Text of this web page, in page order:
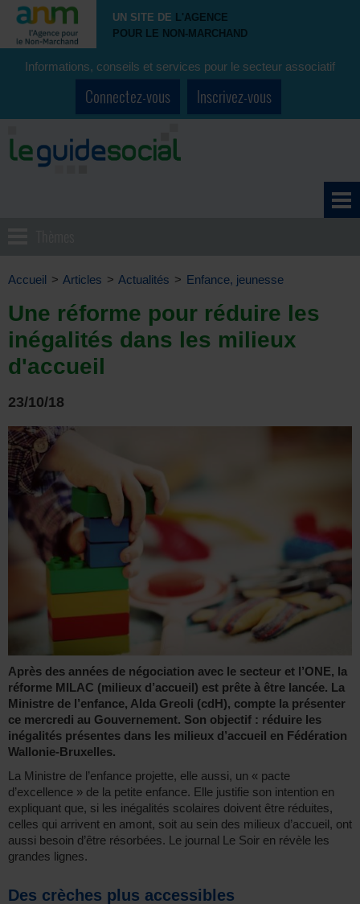
UN SITE DE L'AGENCE
POUR LE NON-MARCHAND
Informations, conseils et services pour le secteur associatif
Connectez-vous Inscrivez-vous
Accueil > Articles > Actualités > Enfance, jeunesse
Une réforme pour réduire les
inégalités dans les milieux
d'accueil
23/10/18
Après des années de négociation avec le secteur et l’ONE, la
réforme MILAC (milieux d’accueil) est prête à être lancée. La
Ministre de l’enfance, Alda Greoli (cdH), compte la présenter
ce mercredi au Gouvernement. Son objectif : réduire les
inégalités présentes dans les milieux d’accueil en Fédération
Wallonie-Bruxelles.
La Ministre de l’enfance projette, elle aussi, un « pacte
d’excellence » de la petite enfance. Elle justifie son intention en
expliquant que, si les inégalités scolaires doivent être réduites,
celles qui arrivent en amont, soit au sein des milieux d’accueil, ont
aussi besoin d’être résorbées. Le journal Le Soir en révèle les
grandes lignes.
Des crèches plus accessibles